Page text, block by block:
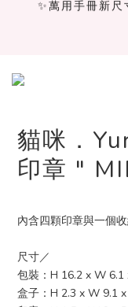
✨萬用手冊新尺
貓咪．
印章 "
內含四顆印章與一個
尺寸／
包裝：H 16.2 x W 6.1
盒子：H 2.3 x W 9.1